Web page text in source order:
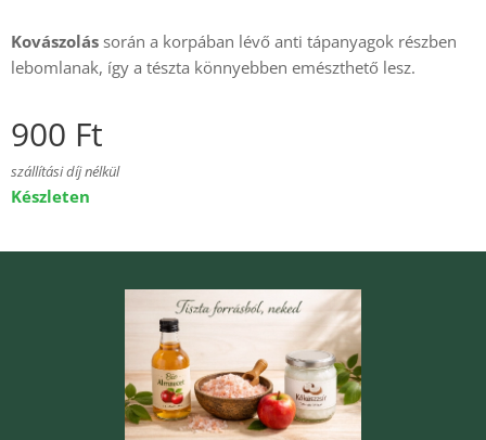
Kovászolás során a korpában lévő anti tápanyagok részben
lebomlanak, így a tészta könnyebben emészthető lesz.
900 Ft
szállítási díj nélkül
Készleten